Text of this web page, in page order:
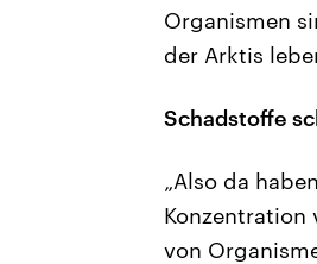
Organismen
der Arktis
Schadstoffe
„Also da
Konzentration
von